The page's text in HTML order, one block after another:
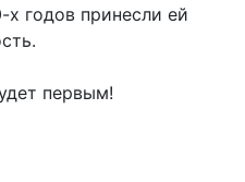
годов принесли ей
первым!